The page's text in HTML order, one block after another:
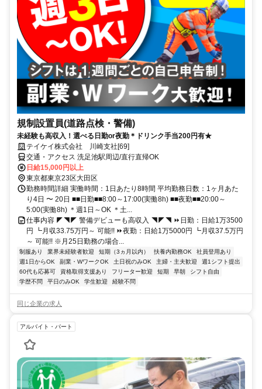
規制設置員(道路点検・警備)
未経験も高収入！選べる日勤or夜勤＊ドリンク手当200円有★
テイケイ株式会社 川崎支社[69]
交通・アクセス 洗足池駅周辺/直行直帰OK
日給15,000円以上
東京都東京23区大田区
勤務時間詳細 実働時間：1日あたり8時間 平均勤務日数：1ヶ月あた
り4日 〜 20日 ■■日勤■■8:00～17:00(実働8h) ■■夜勤■■20:00～
5:00(実働8h) ＊週1日～OK ＊土...
仕事内容 ◤◥◤ 警備デビューも高収入 ◥◤◥ ⏩日勤：日給1万3500
円 ┗月収33.75万円～ 可能!! ⏩夜勤：日給1万5000円 ┗月収37.5万円
～ 可能!! ※月25日勤務の場合...
制服あり 業界未経験者歓迎 短期（3ヵ月以内） 扶養内勤務OK
社員登用あり
週1日からOK
副業・WワークOK 土日祝のみOK 主婦・主夫歓迎
週1シフト提出
60代も応募可
資格取得支援あり フリーター歓迎 短期 早朝
シフト自由
学歴不問
平日のみOK 学生歓迎 経験不問
同じ企業の求人
アルバイト・パート